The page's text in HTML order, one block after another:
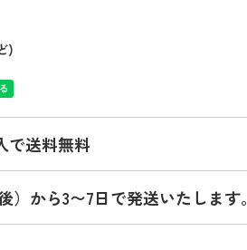
)
で送料無料
から3〜7日で発送いたします。